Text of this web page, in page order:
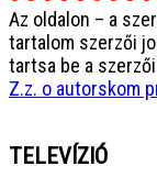
Az oldalon – a
tartalom szerzői
tartsa be a
Z.z. o autorskom
TELEVÍZIÓ